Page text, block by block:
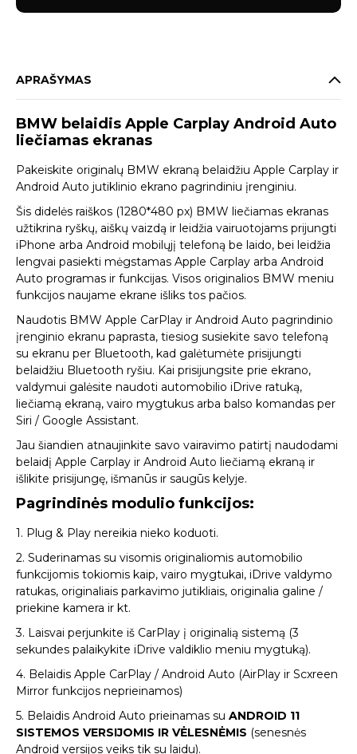
APRAŠYMAS
BMW belaidis Apple Carplay Android Auto
liečiamas ekranas
Pakeiskite originalų BMW ekraną belaidžiu Apple Carplay ir
Android Auto jutiklinio ekrano pagrindiniu įrenginiu.
Šis didelės raiškos (1280*480 px) BMW liečiamas ekranas
užtikrina ryškų, aiškų vaizdą ir leidžia vairuotojams prijungti
iPhone arba Android mobilųjį telefoną be laido, bei leidžia
lengvai pasiekti mėgstamas Apple Carplay arba Android
Auto programas ir funkcijas. Visos originalios BMW meniu
funkcijos naujame ekrane išliks tos pačios.
Naudotis BMW Apple CarPlay ir Android Auto pagrindinio
įrenginio ekranu paprasta, tiesiog susiekite savo telefoną
su ekranu per Bluetooth, kad galėtumėte prisijungti
belaidžiu Bluetooth ryšiu. Kai prisijungsite prie ekrano,
valdymui galėsite naudoti automobilio iDrive ratuką,
liečiamą ekraną, vairo mygtukus arba balso komandas per
Siri / Google Assistant.
Jau šiandien atnaujinkite savo vairavimo patirtį naudodami
belaidį Apple Carplay ir Android Auto liečiamą ekraną ir
išlikite prisijungę, išmanūs ir saugūs kelyje.
Pagrindinės modulio funkcijos:
1. Plug & Play nereikia nieko koduoti.
2. Suderinamas su visomis originaliomis automobilio
funkcijomis tokiomis kaip, vairo mygtukai, iDrive valdymo
ratukas, originaliais parkavimo jutikliais, originalia galine /
priekine kamera ir kt.
3. Laisvai perjunkite iš CarPlay į originalią sistemą (3
sekundes palaikykite iDrive valdiklio meniu mygtuką).
4. Belaidis Apple CarPlay / Android Auto (AirPlay ir Scxreen
Mirror funkcijos neprieinamos)
5. Belaidis Android Auto prieinamas su ANDROID 11
SISTEMOS VERSIJOMIS IR VĖLESNĖMIS (senesnės
Android versijos veiks tik su laidu).